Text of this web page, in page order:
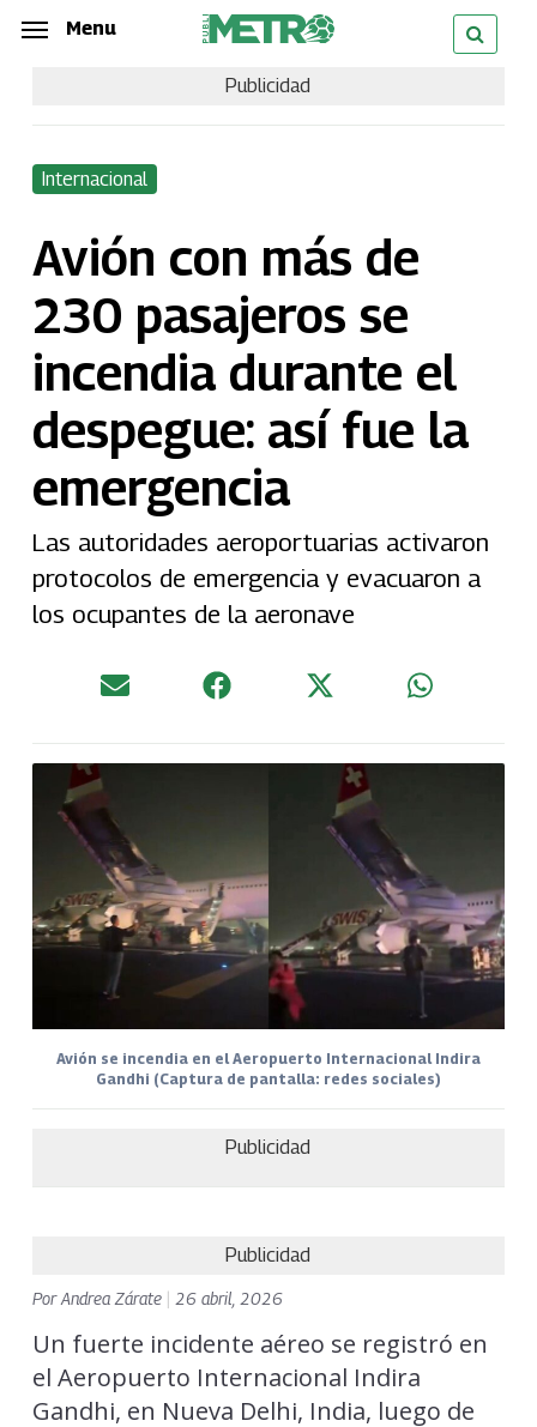
Skip
content
Menu
Publicidad
Internacional
Avión con más de
230 pasajeros se
incendia durante el
despegue: así fue la
emergencia
Las autoridades aeroportuarias activaron
protocolos de emergencia y evacuaron a
los ocupantes de la aeronave
Avión se incendia en el Aeropuerto Internacional Indira
Gandhi (Captura de pantalla: redes sociales)
Publicidad
Publicidad
PorAndrea Zárate 26 abril, 2026
Un fuerte incidente aéreo se registró en
el Aeropuerto Internacional Indira
Gandhi, en Nueva Delhi, India, luego de
Menu